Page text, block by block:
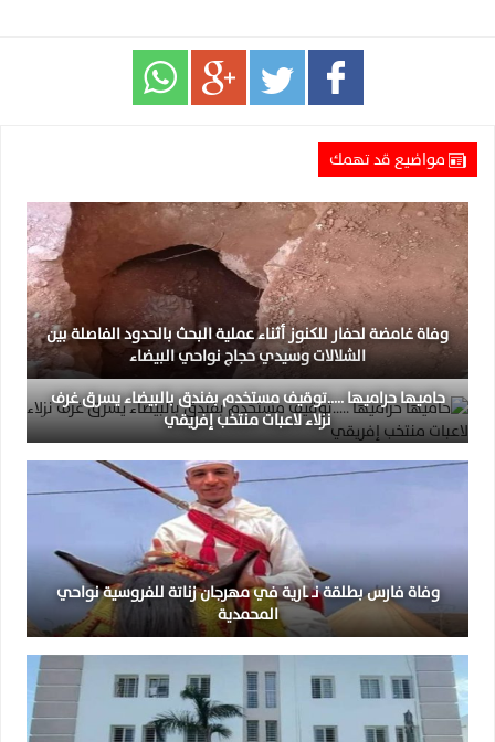
مواضيع قد تهمك
وفاة غامضة لحفار للكنوز أثناء عملية البحث بالحدود الفاصلة بين
الشلالات وسيدي حجاج نواحي البيضاء
حاميها حراميها …..توقيف مستخدم بفندق بالبيضاء يسرق غرف
نزلاء لاعبات منتخب إفريقي
وفاة فارس بطلقة نـ ـارية في مهرجان زناتة للفروسية نواحي
المحمدية